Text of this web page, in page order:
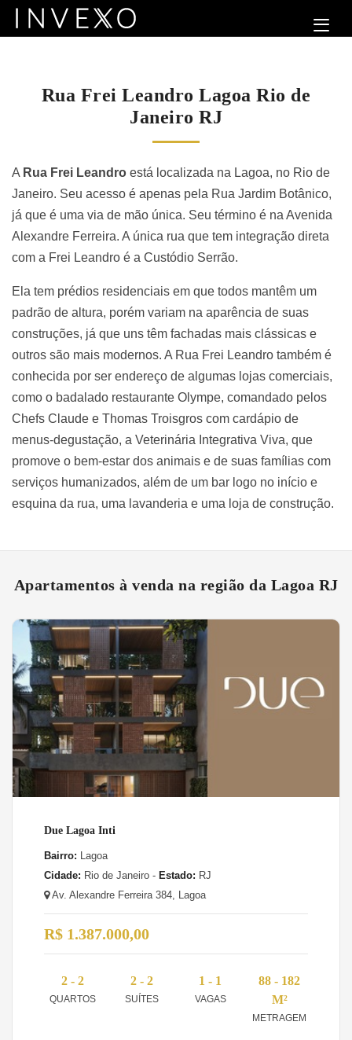
Rua Frei Leandro Lagoa Rio de
Janeiro RJ
A Rua Frei Leandro está localizada na Lagoa, no Rio de
Janeiro. Seu acesso é apenas pela Rua Jardim Botânico,
já que é uma via de mão única. Seu término é na Avenida
Alexandre Ferreira. A única rua que tem integração direta
com a Frei Leandro é a Custódio Serrão.
Ela tem prédios residenciais em que todos mantêm um
padrão de altura, porém variam na aparência de suas
construções, já que uns têm fachadas mais clássicas e
outros são mais modernos. A Rua Frei Leandro também é
conhecida por ser endereço de algumas lojas comerciais,
como o badalado restaurante Olympe, comandado pelos
Chefs Claude e Thomas Troisgros com cardápio de
menus-degustação, a Veterinária Integrativa Viva, que
promove o bem-estar dos animais e de suas famílias com
serviços humanizados, além de um bar logo no início e
esquina da rua, uma lavanderia e uma loja de construção.
Apartamentos à venda na região da Lagoa RJ
Due Lagoa Inti
Bairro: Lagoa
Cidade: Rio de Janeiro - Estado: RJ
Av. Alexandre Ferreira 384, Lagoa
R$ 1.387.000,00
2 - 2
QUARTOS
2 - 2
SUÍTES
1 - 1
VAGAS
88 - 182
M²
METRAGEM